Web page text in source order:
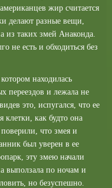
жир считается
делают разные вещи,
из таких змей Анаконда.
не есть и обходиться без
находилась
переездов и лежала не
это, испугался, что ее
клетки, как будто она
что змея и
был уверен в ее
эту змею начали
выползала по ночам и
но безуспешно.